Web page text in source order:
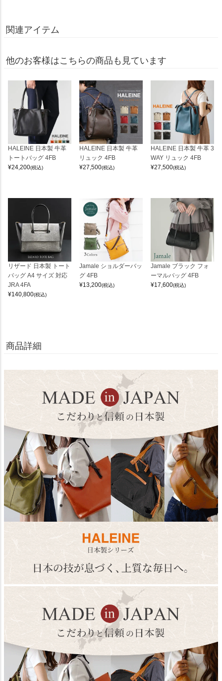
関連アイテム
他のお客様はこちらの商品も見ています
HALEINE 日本製 牛革
トートバッグ 4FB
¥24,200(税込)
HALEINE 日本製 牛革
リュック 4FB
¥27,500(税込)
HALEINE 日本製 牛革 3
WAY リュック 4FB
¥27,500(税込)
リザード 日本製 トート
バッグ A4 サイズ 対応
JRA 4FA
¥140,800(税込)
Jamale ショルダーバッ
グ 4FB
¥13,200(税込)
Jamale ブラック フォ
ーマルバッグ 4FB
¥17,600(税込)
商品詳細